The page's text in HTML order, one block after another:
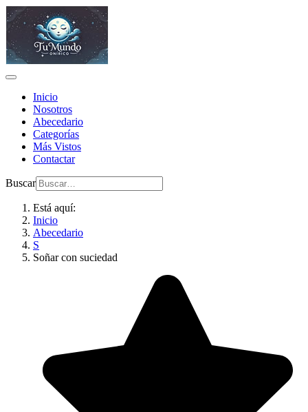
Inicio
Nosotros
Abecedario
Categorías
Más Vistos
Contactar
Buscar
Está aquí:
Inicio
Abecedario
S
Soñar con suciedad